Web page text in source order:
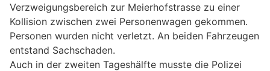
Verzweigungsbereich zur Meierhofstrasse zu einer
Kollision zwischen zwei Personenwagen gekommen.
Personen wurden nicht verletzt. An beiden Fahrzeugen
entstand Sachschaden.
Auch in der zweiten Tageshälfte musste die Polizei